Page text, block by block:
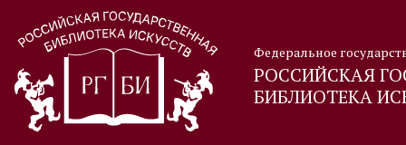
Федеральное
РОССИЙСКАЯ
БИБЛИОТЕКА